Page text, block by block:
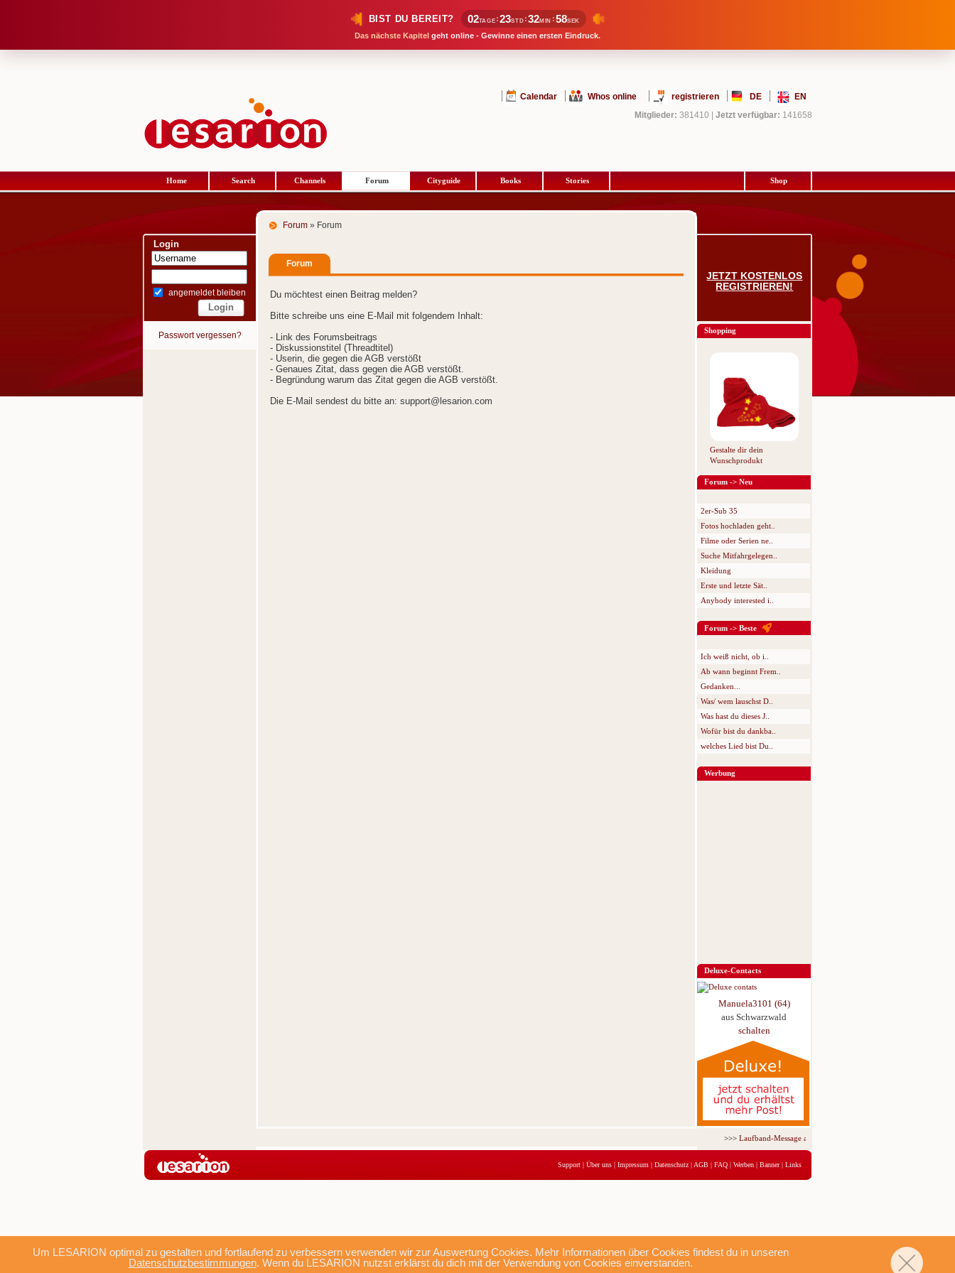
BIST DU BEREIT? 02TAGE :23STD :32MIN :58SEK
Das nächste Kapitel geht online - Gewinne einen ersten Eindruck.
Um LESARION optimal zu gestalten und fortlaufend zu verbessern verwenden wir zur Auswertung Cookies. Mehr Informationen über Cookies findest du in unseren
Datenschutzbestimmungen. Wenn du LESARION nutzst erklärst du dich mit der Verwendung von Cookies einverstanden.
Calendar Whos online registrieren DE
EN
Mitglieder: 381410 Jetzt verfügbar: 141658
Home Search Channels Forum Cityguide Books Stories Shop
Login
angemeldet bleiben
Passwort vergessen?
Forum » Forum
Forum
Du möchtest einen Beitrag melden?
Bitte schreibe uns eine E-Mail mit folgendem Inhalt:
- Link des Forumsbeitrags
- Diskussionstitel (Threadtitel)
- Userin, die gegen die AGB verstößt
- Genaues Zitat, dass gegen die AGB verstößt.
- Begründung warum das Zitat gegen die AGB verstößt.
Die E-Mail sendest du bitte an: support@lesarion.com
JETZT KOSTENLOS
REGISTRIEREN!
Shopping
Gestalte dir dein
Wunschprodukt
Forum -> Neu
2er-Sub 35
Fotos hochladen geht..
Filme oder Serien ne..
Suche Mitfahrgelegen..
Kleidung
Erste und letzte Sät..
Anybody interested i..
Forum -> Beste
Ich weiß nicht, ob i..
Ab wann beginnt Frem..
Gedanken...
Was/ wem lauschst D..
Was hast du dieses J..
Wofür bist du dankba..
welches Lied bist Du..
Werbung
Deluxe-Contacts
Manuela3101 (64)
aus Schwarzwald
schalten
>>>Laufband-Message ab nur 5,95 € für 3 Tage!
Support | Über uns | Impressum | Datenschutz | AGB | FAQ | Werben | Banner| Links